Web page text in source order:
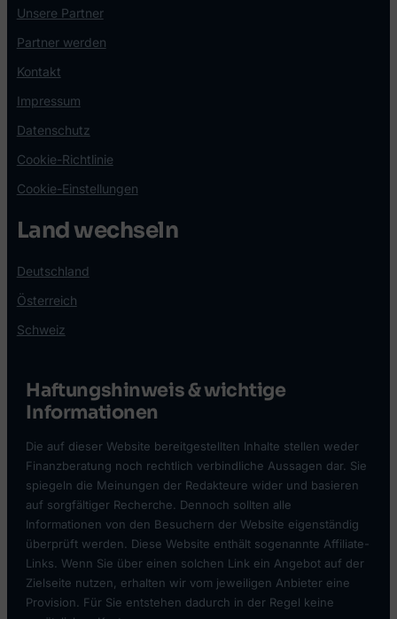
Unsere Partner
Partner werden
Kontakt
Impressum
Datenschutz
Cookie-Richtlinie
Cookie-Einstellungen
Land wechseln
Deutschland
Österreich
Schweiz
Haftungshinweis & wichtige
Informationen
Die auf dieser Website bereitgestellten Inhalte stellen weder
Finanzberatung noch rechtlich verbindliche Aussagen dar. Sie
spiegeln die Meinungen der Redakteure wider und basieren
auf sorgfältiger Recherche. Dennoch sollten alle
Informationen von den Besuchern der Website eigenständig
überprüft werden. Diese Website enthält sogenannte Affiliate-
Links. Wenn Sie über einen solchen Link ein Angebot auf der
Zielseite nutzen, erhalten wir vom jeweiligen Anbieter eine
Provision. Für Sie entstehen dadurch in der Regel keine